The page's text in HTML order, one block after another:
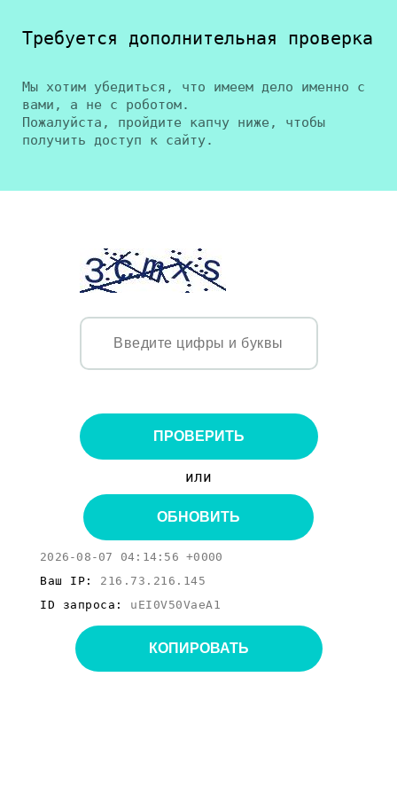
Требуется дополнительная проверка
Мы хотим убедиться, что имеем дело именно с
вами, а не с роботом.
Пожалуйста, пройдите капчу ниже, чтобы
получить доступ к сайту.
ПРОВЕРИТЬ
или
ОБНОВИТЬ
2026-08-07 04:14:56 +0000
Ваш IP: 216.73.216.145
ID запроса: uEI0V50VaeA1
КОПИРОВАТЬ